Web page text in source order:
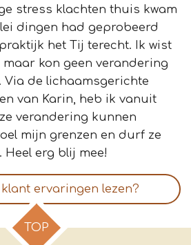
stress klachten thuis kwam
dingen had geprobeerd
het Tij terecht. Ik wist
maar kon geen verandering
Via de lichaamsgerichte
van Karin, heb ik vanuit
verandering kunnen
mijn grenzen en durf ze
erg blij mee!
ervaringen lezen?
TOP